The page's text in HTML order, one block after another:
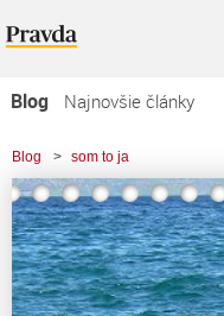
Blog
Najnovšie články
Najčítanejšie články
Najkomentovanejšie články
Zoznam blogov
Komerčné blogy
Blog > som to ja